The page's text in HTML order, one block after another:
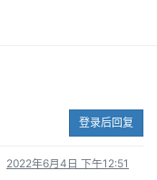
登录后回复
2022年6月4日 下午12:51